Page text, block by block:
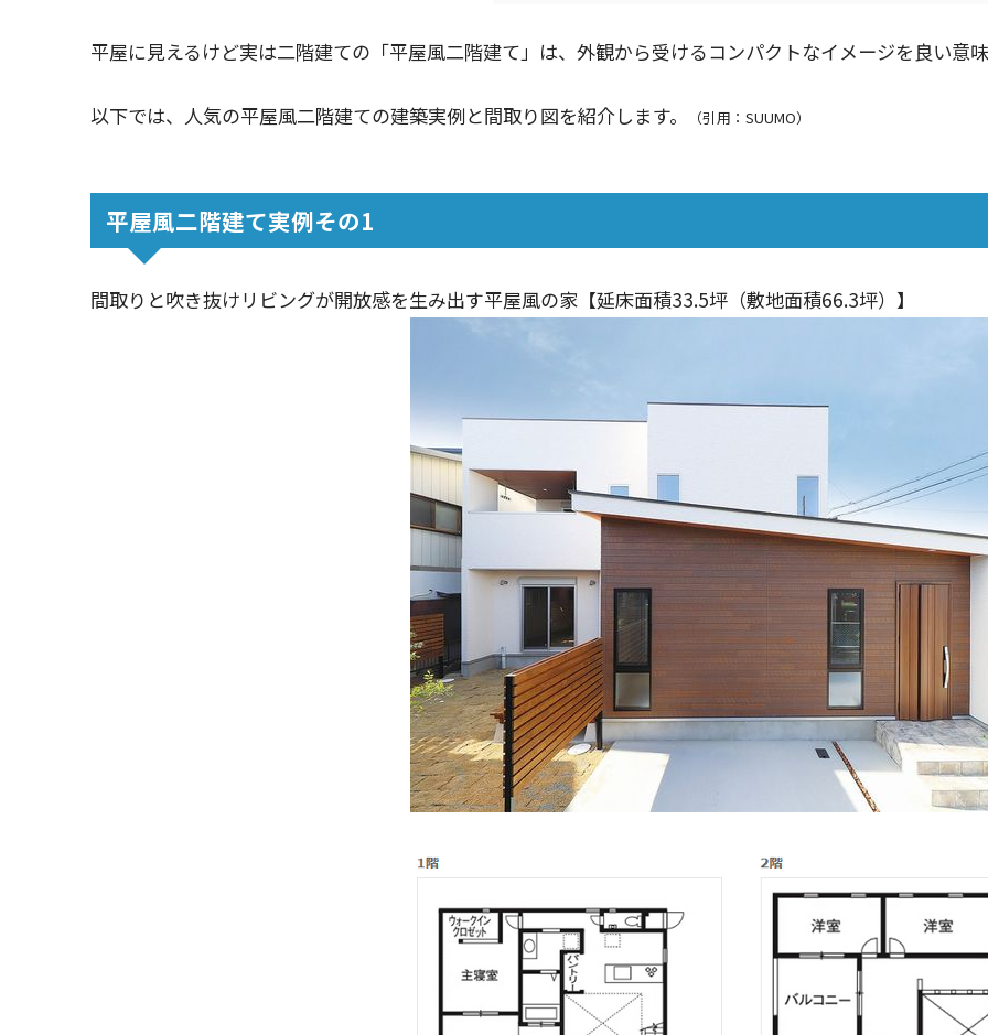
平屋に見えるけど実は二階建ての「平屋風二階建て」は、外観から受けるコンパクトなイメージを良い意
以下では、人気の平屋風二階建ての建築実例と間取り図を紹介します。 （引用：SUUMO）
平屋風二階建て実例その1
間取りと吹き抜けリビングが開放感を生み出す平屋風の家【延床面積33.5坪（敷地面積66.3坪）】